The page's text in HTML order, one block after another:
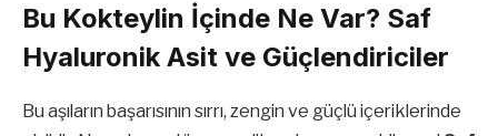
Bu Kokteylin İçinde Ne Var? Saf
Hyaluronik Asit ve Güçlendiriciler
Bu aşıların başarısının sırrı, zengin ve güçlü içeriklerinde